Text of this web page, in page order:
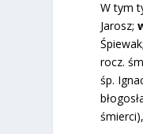
W tym
Jarosz;
rocz.
śp.